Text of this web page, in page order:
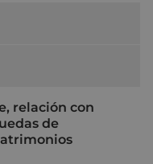
relación con
de